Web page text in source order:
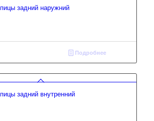
задний наружний
Подробнее
задний внутренний